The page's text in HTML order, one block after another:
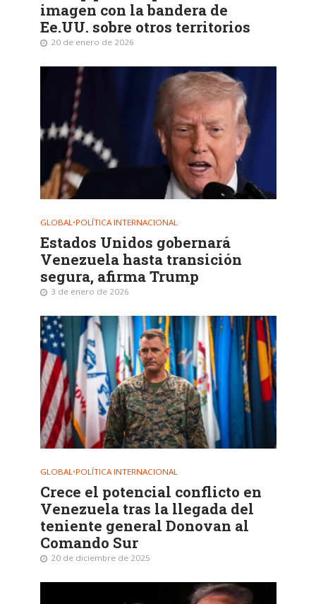
imagen con la bandera de
Ee.UU. sobre otros territorios
20 de enero de 2026
GLOBAL •POLÍTICA INTERNACIONAL
Estados Unidos gobernará
Venezuela hasta transición
segura, afirma Trump
3 de enero de 2026
GLOBAL •POLÍTICA INTERNACIONAL
Crece el potencial conflicto en
Venezuela tras la llegada del
teniente general Donovan al
Comando Sur
20 de diciembre de 2025